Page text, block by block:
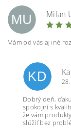
MU
Milan
Mám od vás aj iné
KD
Dobrý deň,
spokojní s
že vám
slúžiť bez